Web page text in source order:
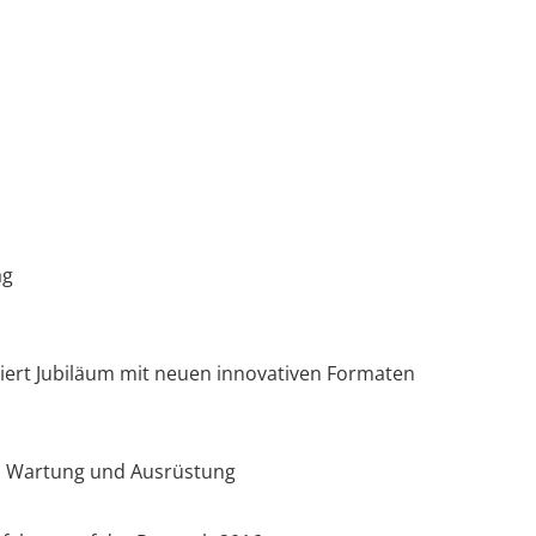
Jubiläum mit neuen innovativen Formaten
Wartung und Ausrüstung